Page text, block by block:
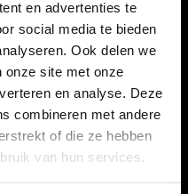
en advertenties te
social media te bieden
Ook delen we
onze site met onze
en analyse. Deze
combineren met andere
of die ze hebben
van hun services.
90% dartpijlen worden
dartpijlen, inclusief Winmau
Winmau Rebecca Allen